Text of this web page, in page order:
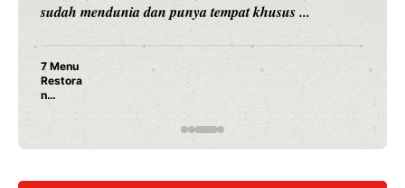
dunia kuliner dengan membuka restoran ...
Nunung Srimulat & Vicky Prasetyo Buka Restoran
Rahasia Mami Bikin Nagih!